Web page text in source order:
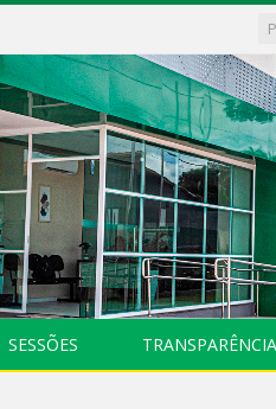
SESSÕES TRANSPARÊNCIA